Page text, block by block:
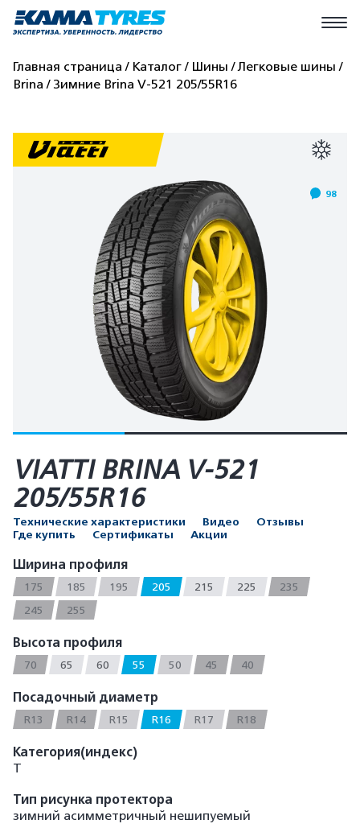
Главная страница Каталог Шины
Легковые шины
Brina
Зимние Brina V-521 205/55R16
98
VIATTI BRINA V-521
205/55R16
Технические характеристики Видео
Отзывы
Где купить
Сертификаты Акции
Ширина профиля
175 185 195 205 215 225
235
245
255
Высота профиля
70 65 60 55 50 45 40
Посадочный диаметр
R13 R14 R15 R16 R17 R18
Категория(индекс)
T
Тип рисунка протектора
зимний асимметричный нешипуемый